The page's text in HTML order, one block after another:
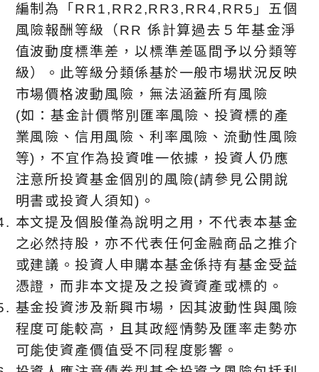
編制為「RR1,RR2,RR3,RR4,RR5」五個
風險報酬等級（RR 係計算過去５年基金淨
值波動度標準差，以標準差區間予以分類等
級）。此等級分類係基於⼀般市場狀況反映
市場價格波動風險，無法涵蓋所有風險
(如：基金計價幣別匯率風險、投資標的產
業風險、信用風險、利率風險、流動性風險
等)，不宜作為投資唯⼀依據，投資人仍應
注意所投資基金個別的風險(請參見公開說
明書或投資人須知)。
本文提及個股僅為說明之用，不代表本基金
之必然持股，亦不代表任何金融商品之推介
或建議。投資人申購本基金係持有基金受益
憑證，而非本文提及之投資資產或標的。
基金投資涉及新興市場，因其波動性與風險
程度可能較高，且其政經情勢及匯率走勢亦
可能使資產價值受不同程度影響。